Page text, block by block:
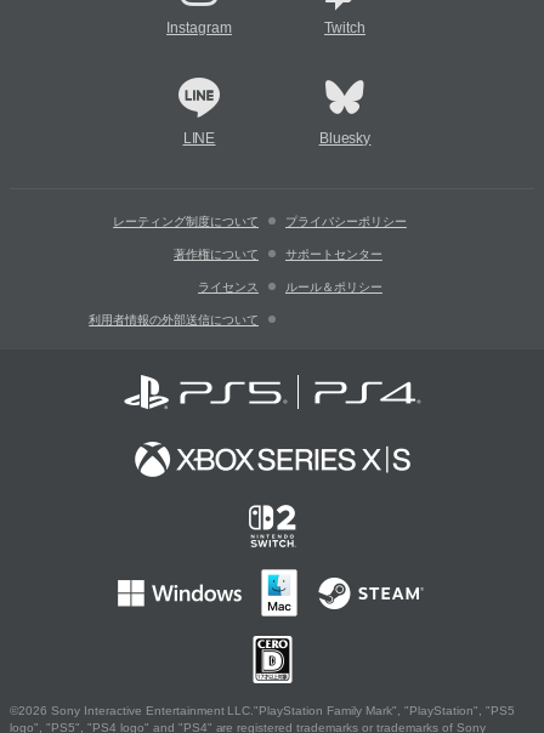
Instagram Twitch
LINE Bluesky
レーティング制度について プライバシーポリシー
著作権について サポートセンター
ライセンス ルール＆ポリシー
利用者情報の外部送信について
©2026 Sony Interactive Entertainment LLC."PlayStation Family Mark", "PlayStation", "PS5
logo", "PS5", "PS4 logo" and "PS4" are registered trademarks or trademarks of Sony